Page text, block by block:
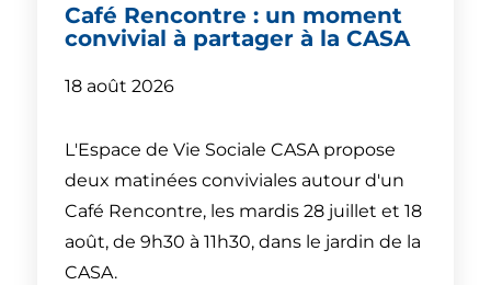
Café Rencontre : un moment
convivial à partager à la CASA
18 août 2026
L'Espace de Vie Sociale CASA propose
deux matinées conviviales autour d'un
Café Rencontre, les mardis 28 juillet et 18
août, de 9h30 à 11h30, dans le jardin de la
CASA.